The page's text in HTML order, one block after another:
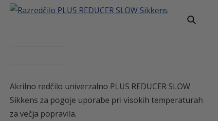
Akrilno redčilo univerzalno PLUS REDUCER SLOW
Sikkens za pogoje uporabe pri visokih temperaturah
za večja popravila.